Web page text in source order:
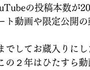
の投稿本数が
ト動画や限定公開
でしてお蔵入りにし
の２年はひたすら動